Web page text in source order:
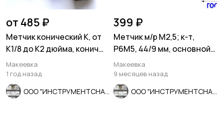
от 485 ₽
Метчик конический К, от
К1/8 до К2 дюйма, конич
дюймовой резьба, асорт
Макеевка
1 год назад
399 ₽
Метчик м/р М2,5; к-т,
Р6М5, 44/9 мм, основной
шаг, ГОСТ 3266-81.
Макеевка
9 месяцев назад